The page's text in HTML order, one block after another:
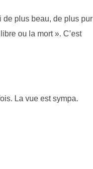
de plus beau, de plus pur
ou la mort ». C’est
La vue est sympa.